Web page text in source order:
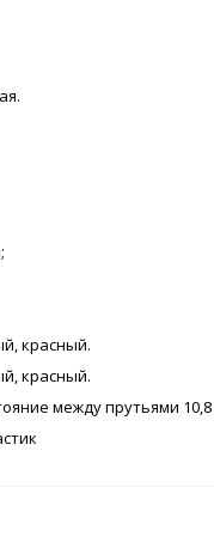
красный.
красный.
между прутьями